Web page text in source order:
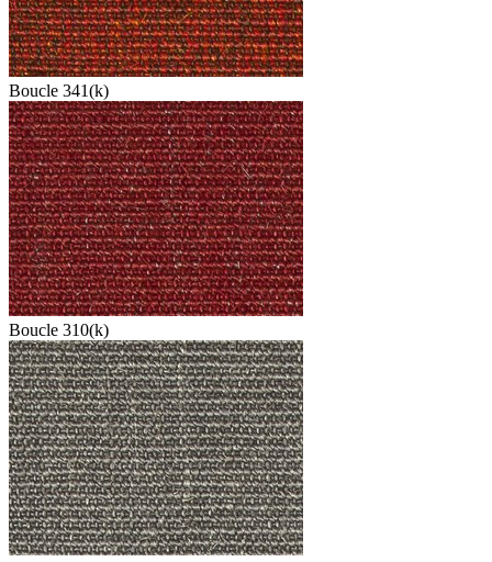
Boucle 341(k)
Boucle 310(k)